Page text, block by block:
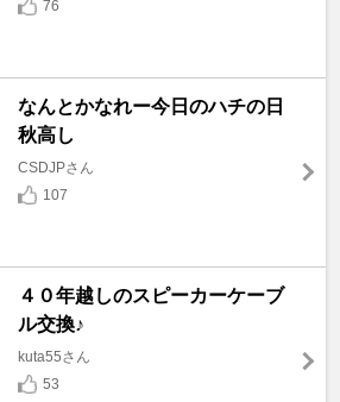
76
なんとかなれー今日のハチの日
秋高し
CSDJPさん
107
４０年越しのスピーカーケーブ
ル交換♪
kuta55さん
53